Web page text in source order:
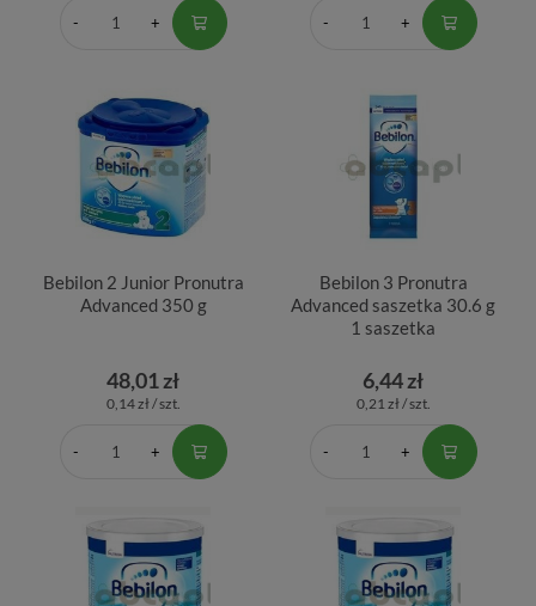
Bebilon 2 Junior Pronutra
Advanced 350 g
48,01 zł
0,14 zł / szt.
Bebilon 3 Pronutra
Advanced saszetka 30.6 g
1 saszetka
6,44 zł
0,21 zł / szt.